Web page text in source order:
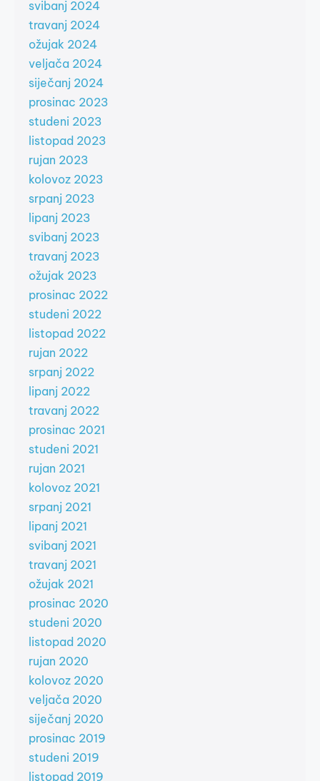
svibanj 2024
travanj 2024
ožujak 2024
veljača 2024
siječanj 2024
prosinac 2023
studeni 2023
listopad 2023
rujan 2023
kolovoz 2023
srpanj 2023
lipanj 2023
svibanj 2023
travanj 2023
ožujak 2023
prosinac 2022
studeni 2022
listopad 2022
rujan 2022
srpanj 2022
lipanj 2022
travanj 2022
prosinac 2021
studeni 2021
rujan 2021
kolovoz 2021
srpanj 2021
lipanj 2021
svibanj 2021
travanj 2021
ožujak 2021
prosinac 2020
studeni 2020
listopad 2020
rujan 2020
kolovoz 2020
veljača 2020
siječanj 2020
prosinac 2019
studeni 2019
listopad 2019